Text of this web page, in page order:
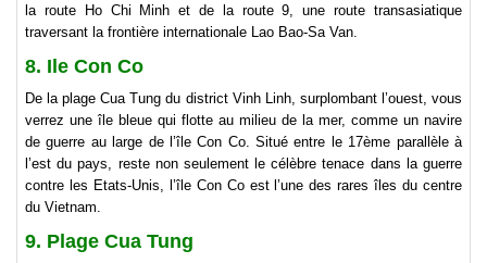
la route Ho Chi Minh et de la route 9, une route transasiatique
traversant la frontière internationale Lao Bao-Sa Van.
8. Ile Con Co
De la plage Cua Tung du district Vinh Linh, surplombant l’ouest, vous
verrez une île bleue qui flotte au milieu de la mer, comme un navire
de guerre au large de l’île Con Co. Situé entre le 17ème parallèle à
l’est du pays, reste non seulement le célèbre tenace dans la guerre
contre les Etats-Unis, l’île Con Co est l’une des rares îles du centre
du Vietnam.
9. Plage Cua Tung